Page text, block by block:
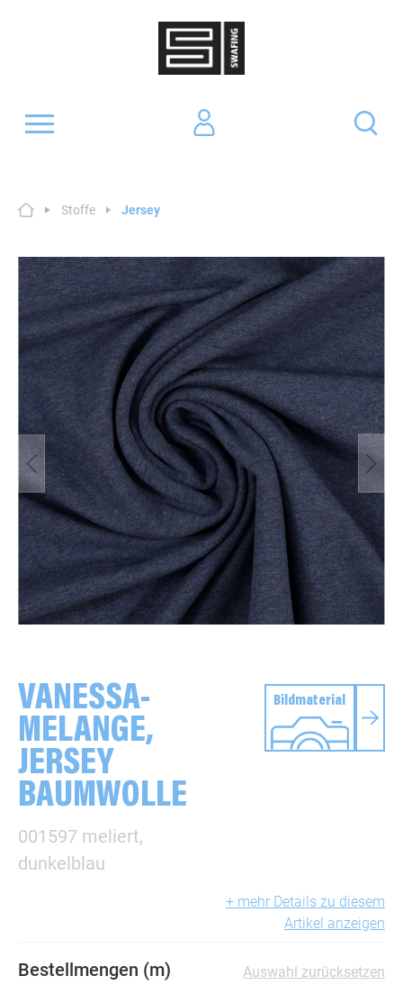
Stoffe Jersey
VANESSA-
MELANGE,
JERSEY
BAUMWOLLE
001597 meliert,
dunkelblau
Bildmaterial
+ mehr Details zu diesem
Artikel anzeigen
Bestellmengen (m) Auswahl zurücksetzen